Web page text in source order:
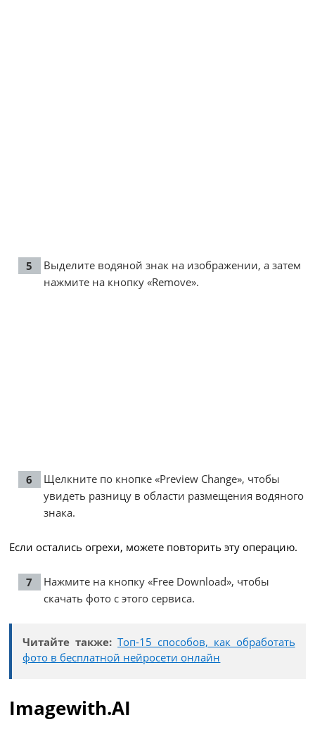
Выделите водяной знак на изображении, а затем
нажмите на кнопку «Remove».
Щелкните по кнопке «Preview Change», чтобы
увидеть разницу в области размещения водяного
знака.
Если остались огрехи, можете повторить эту операцию.
Нажмите на кнопку «Free Download», чтобы
скачать фото c этого сервиса.
Читайте также: Топ-15 способов, как обработать
фото в бесплатной нейросети онлайн
Imagewith.AI